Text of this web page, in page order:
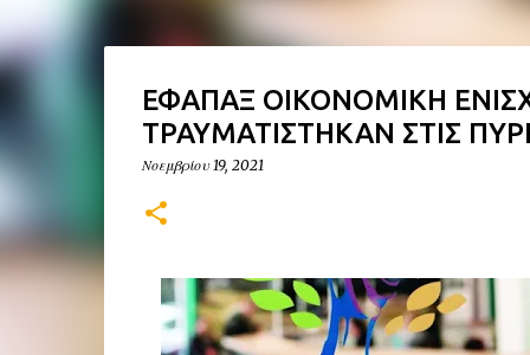
ΕΦΑΠΑΞ ΟΙΚΟΝΟΜΙΚΗ
ΤΡΑΥΜΑΤΙΣΤΗΚΑΝ ΣΤΙΣ
Νοεμβρίου 19, 2021